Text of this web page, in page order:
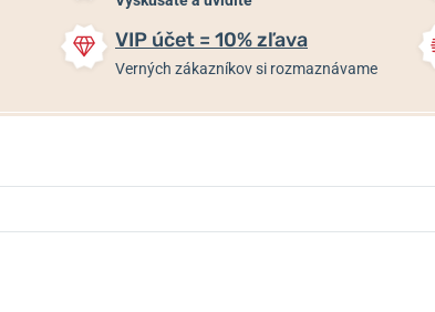
VIP účet = 10% zľava
Verných zákazníkov si rozmaznávame